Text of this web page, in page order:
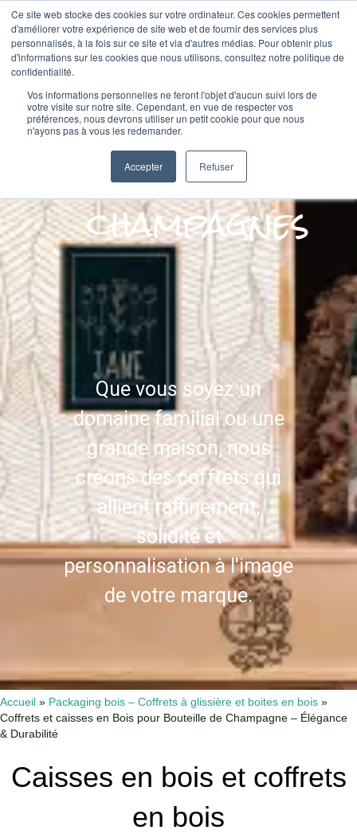
Ce site web stocke des cookies sur votre ordinateur. Ces cookies permettent
d'améliorer votre expérience de site web et de fournir des services plus
personnalisés, à la fois sur ce site et via d'autres médias. Pour obtenir plus
d'informations sur les cookies que nous utilisons, consultez notre politique de
confidentialité.
Vos informations personnelles ne feront l'objet d'aucun suivi lors de
votre visite sur notre site. Cependant, en vue de respecter vos
préférences, nous devrons utiliser un petit cookie pour que nous
n'ayons pas à vous les redemander.
Accepter Refuser
Absolu Wood
Sublimez
Vos
champagnes
Que vous soyez un
domaine familial ou une
grande maison, nous
créons des coffrets qui
allient raffinement,
solidité et
personnalisation à l'image
de votre marque.
Accueil » Packaging bois – Coffrets à glissière et boites en bois »
Coffrets et caisses en Bois pour Bouteille de Champagne – Élégance
& Durabilité
Caisses en bois et coffrets
en bois